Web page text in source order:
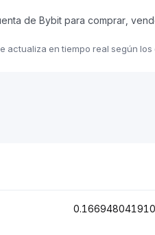
de Bybit para comprar,
actualiza en tiempo real según